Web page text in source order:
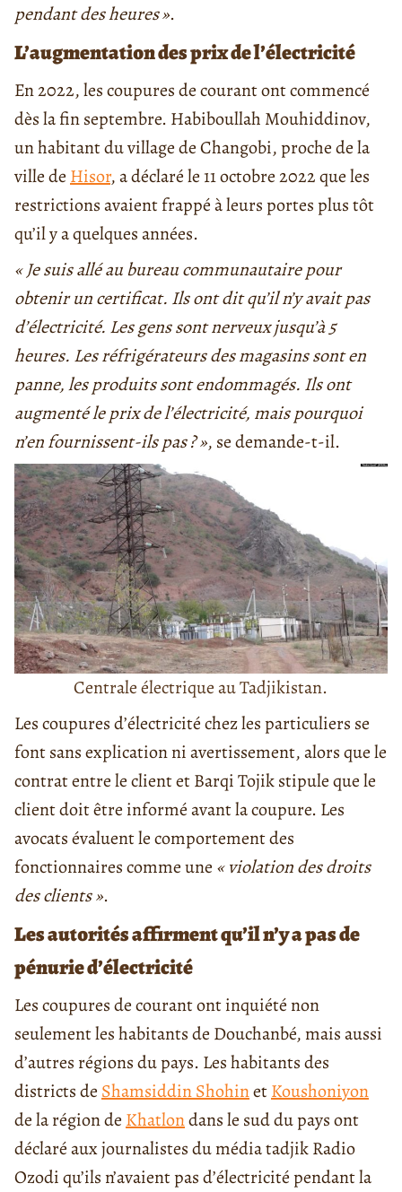
pendant des heures».
L’augmentation des prix de l’électricité
En 2022, les coupures de courant ont commencé
dès la fin septembre. Habiboullah Mouhiddinov,
un habitant du village de Changobi, proche de la
ville de Hisor, a déclaré le 11 octobre 2022 que les
restrictions avaient frappé à leurs portes plus tôt
qu’il y a quelques années.
«Je suis allé au bureau communautaire pour
obtenir un certificat. Ils ont dit qu’il n’y avait pas
d’électricité. Les gens sont nerveux jusqu’à 5
heures. Les réfrigérateurs des magasins sont en
panne, les produits sont endommagés. Ils ont
augmenté le prix de l’électricité, mais pourquoi
n’en fournissent-ils pas ?», se demande-t-il.
Centrale électrique au Tadjikistan.
Les coupures d’électricité chez les particuliers se
font sans explication ni avertissement, alors que le
contrat entre le client et Barqi Tojik stipule que le
client doit être informé avant la coupure. Les
avocats évaluent le comportement des
fonctionnaires comme une «violation des droits
des clients».
Les autorités affirment qu’il n’y a pas de
pénurie d’électricité
Les coupures de courant ont inquiété non
seulement les habitants de Douchanbé, mais aussi
d’autres régions du pays. Les habitants des
districts de Shamsiddin ShohinetKoushoniyon
de la région de Khatlondans le sud du pays ont
déclaré aux journalistes du média tadjik Radio
Ozodi qu’ils n’avaient pas d’électricité pendant la